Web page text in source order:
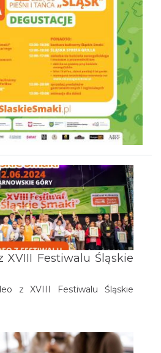
XVIII Festiwalu Śląskie
z XVIII Festiwalu Śląskie